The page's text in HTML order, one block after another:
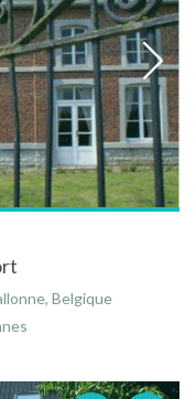
Belgique